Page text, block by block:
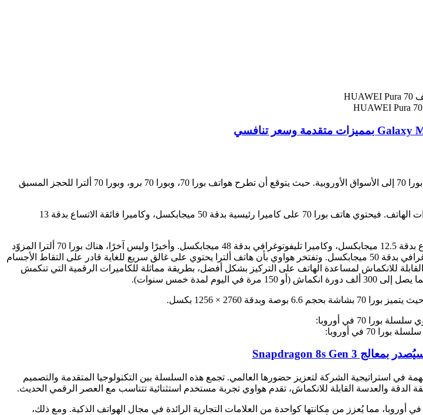
بعد إعلانها للسوق الصينية في منتصف إبريل الماضي، أكّدت هواوي وصول سلسلة هواتفها الرائدة بورا 70 إلى الأسواق الأوروبية. حيث يتوقع أن تطرح هواتف بورا 70، وبورا 70 برو، وبورا 70 ألترا للحجز المسبق
سلسلة بورا 70 الجديدة تركّز على الكاميرات، وتتميز بتصميم لافت للعين يضم ترتيب ثلاثي لكاميرات الهاتف. فيحتوي هاتف بورا 70 على كاميرا رئيسية بدقة 50 ميجابكسل، وكاميرا فائقة الاتساع بدقة 13
أما بورا 70 برو فيرفع مستوى الأداء قليلاً بكاميرا رئيسية بدقة 50 ميجابكسل، وكاميرا فائقة الاتساع بدقة 12.5 ميجابكسل، وكاميرا تليفوتوغرافي بدقة 48 ميجابكسل. وأخيرًا وليس آخرًا، هناك بورا 70 ألترا المزوّد
بكاميرا رئيسية بدقة 50 ميجابكسل، وكاميرا فائقة الاتساع بدقة 40 ميجابكسل، ومستشعر تليفوتوغرافي بدقة 50 ميجابكسل. وتفتخر هواوي بأن هاتف ألترا يحتوي على غالق سريع للغاية قادر على التقاط الأجسام
مميزات الهاتف عدسته القابلة للانكماش لمساعدة الهاتف على التركيز بشكل أفضل، بطريقة مماثلة للكاميرات الرقمية التي تنكمش
خمس سنوات).
2760 × 1256 بكسل.
70 في أوروبا:
بورا 70 في الأسواق الأوروبية يعد خطوة مهمة في استراتيجية الشركة لتعزيز حضورها العالمي. تجمع هذه السلسلة بين التكنولوجيا المتقدمة والتصميم
الدقة والعدسة القابلة للانكماش، تقدم هواوي تجربة مستخدم استثنائية تتناسب مع العصر الرقمي الحديث.
مما يُعزز من مكانتها كواحدة من العلامات التجارية الرائدة في مجال الهواتف الذكية. ومع ذلك،